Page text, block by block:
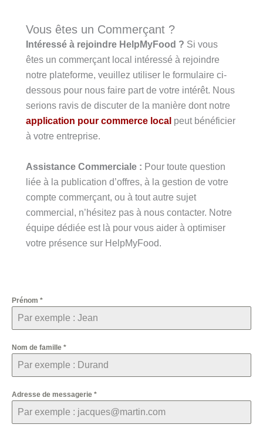
Vous êtes un Commerçant ?
Intéressé à rejoindre HelpMyFood ? Si vous
êtes un commerçant local intéressé à rejoindre
notre plateforme, veuillez utiliser le formulaire ci-
dessous pour nous faire part de votre intérêt. Nous
serions ravis de discuter de la manière dont notre
application pour commerce local peut bénéficier
à votre entreprise.
Assistance Commerciale : Pour toute question
liée à la publication d’offres, à la gestion de votre
compte commerçant, ou à tout autre sujet
commercial, n’hésitez pas à nous contacter. Notre
équipe dédiée est là pour vous aider à optimiser
votre présence sur HelpMyFood.
Prénom *
Nom de famille *
Adresse de messagerie *